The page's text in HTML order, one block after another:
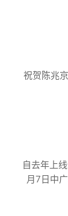
祝贺陈兆
自去年上
月7日中